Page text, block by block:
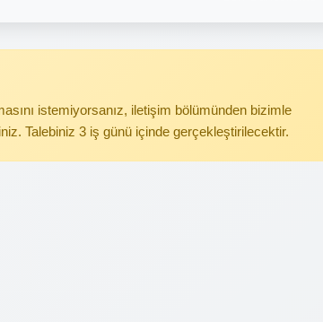
istemiyorsanız, iletişim bölümünden bizimle
Talebiniz 3 iş günü içinde gerçekleştirilecektir.